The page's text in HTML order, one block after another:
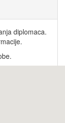
diplomaca.